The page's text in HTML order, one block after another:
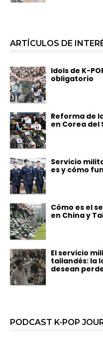
ARTÍCULOS DE
Idols de K-
obligatorio
Reforma de
en Corea del
Servicio
es y cómo
Cómo es el
en China y
El servicio
tailandés: la
desean
PODCAST K-POP